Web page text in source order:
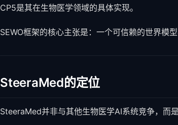
CP5是其在生物医学领域的具体实现。
SEWO框架的核心主张是：一个可信赖的世界模
SteeraMed的定位
SteeraMed并非与其他生物医学AI系统竞争，而